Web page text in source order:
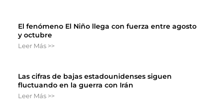
El fenómeno El Niño llega con fuerza entre agosto
y octubre
Leer Más >>
Las cifras de bajas estadounidenses siguen
fluctuando en la guerra con Irán
Leer Más >>